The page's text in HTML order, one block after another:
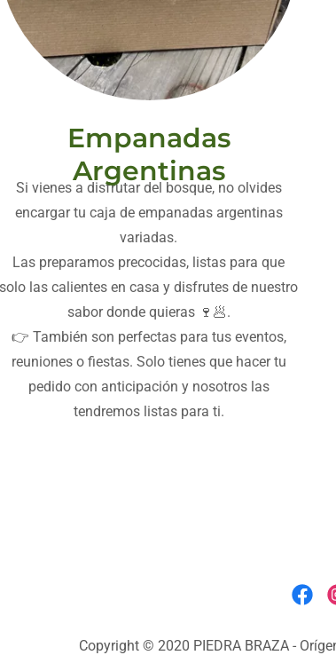
Empanadas
Argentinas
Si vienes a disfrutar del bosque, no olvides
encargar tu caja de empanadas argentinas
variadas.
Las preparamos precocidas, listas para que
solo las calientes en casa y disfrutes de nuestro
sabor donde quieras 🍷🥟.
👉 También son perfectas para tus eventos,
reuniones o fiestas. Solo tienes que hacer tu
pedido con anticipación y nosotros las
tendremos listas para ti.
Copyright © 2020 PIEDRA BRAZA -